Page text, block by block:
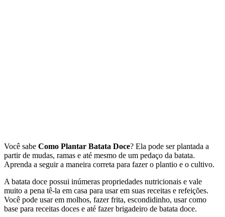
Você sabe Como Plantar Batata Doce? Ela pode ser plantada a
partir de mudas, ramas e até mesmo de um pedaço da batata.
Aprenda a seguir a maneira correta para fazer o plantio e o cultivo.
A batata doce possui inúmeras propriedades nutricionais e vale
muito a pena tê-la em casa para usar em suas receitas e refeições.
Você pode usar em molhos, fazer frita, escondidinho, usar como
base para receitas doces e até fazer brigadeiro de batata doce.